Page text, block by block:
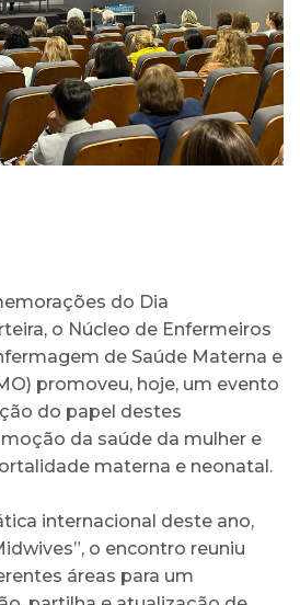
do Dia
o Núcleo de Enfermeiros
de Saúde Materna e
promoveu, hoje, um evento
do papel destes
da saúde da mulher e
materna e neonatal.
internacional deste ano,
o encontro reuniu
áreas para um